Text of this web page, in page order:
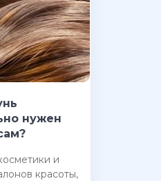
нужен
и
красоты,